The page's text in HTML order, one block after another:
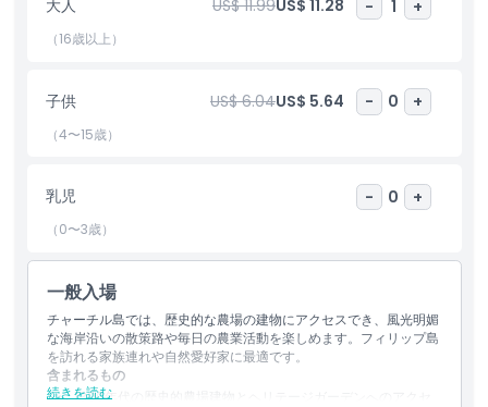
島全体で1800ヘクタール以上の自然生息地の維持に貢献します。
自然愛好家、家族連れ、オーストラリアの遺産や野生生物と触れ合
ハイライト
含まれるもの
除外事項
対象外
大人 US$ 11.99US$ 11.28 - 1 +
（16歳以上）
子供 US$ 6.04US$ 5.64 - 0 +
（4〜15歳）
乳児 - 0 +
（0〜3歳）
一般入場
チャーチル島では、歴史的な農場の建物にアクセスでき、風光明媚
な海岸沿いの散策路や毎日の農業活動を楽しめます。フィリップ島
を訪れる家族連れや自然愛好家に最適です。
続きを読む
含まれるもの
1800年代の歴史的農場建物とヘリテージガーデンへのアクセ